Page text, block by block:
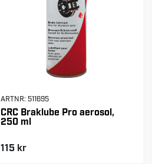
ARTNR: 511695
CRC Braklube Pro aerosol,
250 ml
115 kr